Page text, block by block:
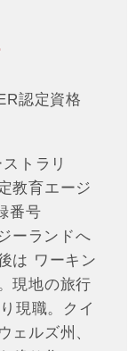
認定資格
トラリ
教育エージ
番号
ーランドへ
は ワーキン
現地の旅行
現職。クイ
ェルズ州、